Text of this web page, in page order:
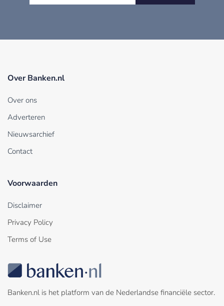
Over Banken.nl
Over ons
Adverteren
Nieuwsarchief
Contact
Voorwaarden
Disclaimer
Privacy Policy
Terms of Use
Banken.nl is het platform van de Nederlandse financiële sector.